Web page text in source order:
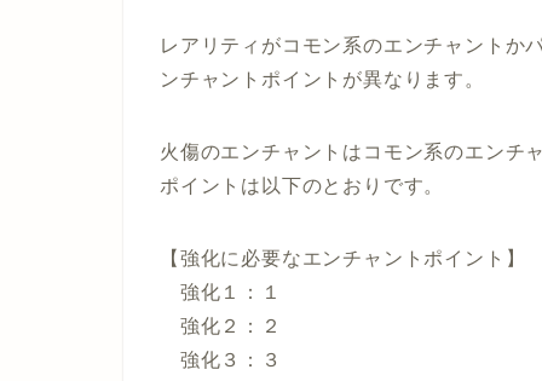
レアリティがコモン系のエンチャントか
ンチャントポイントが異なります。
火傷のエンチャントはコモン系のエンチ
ポイントは以下のとおりです。
【強化に必要なエンチャントポイント】
強化１：１
強化２：２
強化３：３